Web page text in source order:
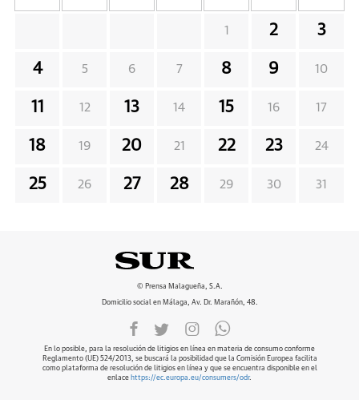
1 2 3
4 5 6 7 8 9 10
11 12 13 14 15 16 17
18 19 20 21 22 23 24
25 26 27 28 29 30 31
© Prensa Malagueña, S.A.
Domicilio social en Málaga, Av. Dr. Marañón, 48.
En lo posible, para la resolución de litigios en línea en materia de consumo conforme
Reglamento (UE) 524/2013, se buscará la posibilidad que la Comisión Europea facilita
como plataforma de resolución de litigios en línea y que se encuentra disponible en el
enlace https://ec.europa.eu/consumers/odr.